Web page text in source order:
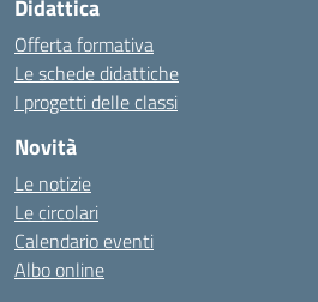
Didattica
Offerta formativa
Le schede didattiche
I progetti delle classi
Novità
Le notizie
Le circolari
Calendario eventi
Albo online